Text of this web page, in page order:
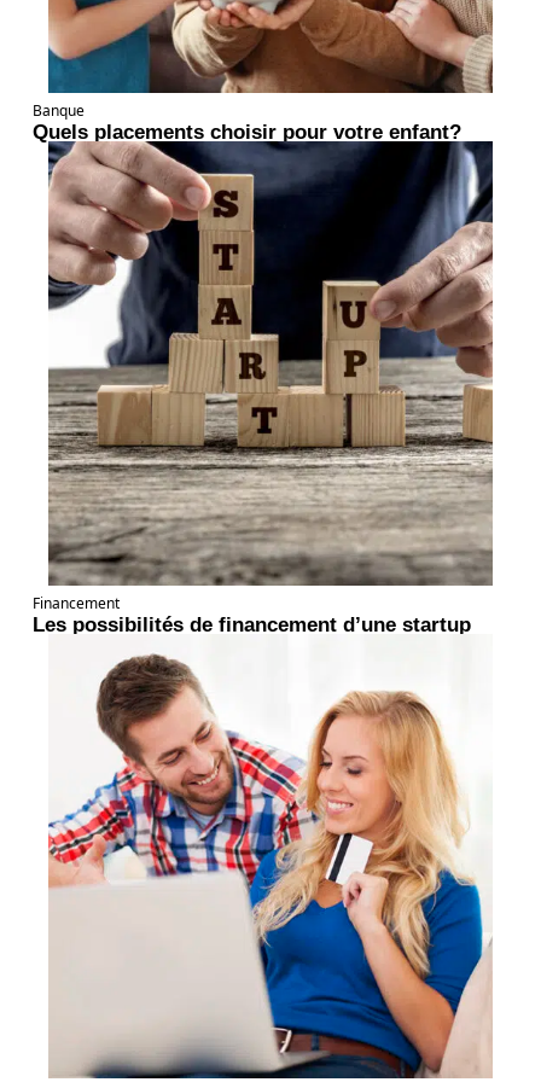
Banque
Quels placements choisir pour votre enfant?
Financement
Les possibilités de financement d’une startup